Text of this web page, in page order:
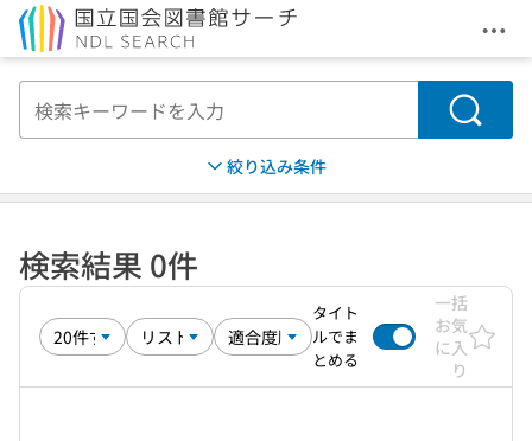
メ
検索
絞り込み条件
検索結果 0件
タイト
ルでま
とめる
一括
お気
に入
り